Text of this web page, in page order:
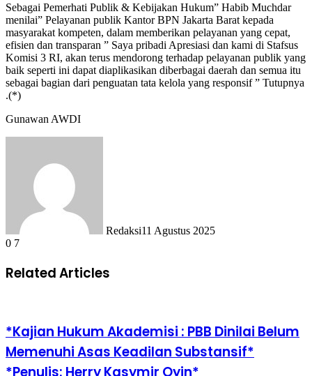
Sebagai Pemerhati Publik & Kebijakan Hukum” Habib Muchdar
menilai” Pelayanan publik Kantor BPN Jakarta Barat kepada
masyarakat kompeten, dalam memberikan pelayanan yang cepat,
efisien dan transparan ” Saya pribadi Apresiasi dan kami di Stafsus
Komisi 3 RI, akan terus mendorong terhadap pelayanan publik yang
baik seperti ini dapat diaplikasikan diberbagai daerah dan semua itu
sebagai bagian dari penguatan tata kelola yang responsif ” Tutupnya
.(*)
Gunawan AWDI
Redaksi11 Agustus 2025
0 7
Related Articles
*Kajian Hukum Akademisi : PBB Dinilai Belum
Memenuhi Asas Keadilan Substansif*
*Penulis: Herry Kasymir Oyin*